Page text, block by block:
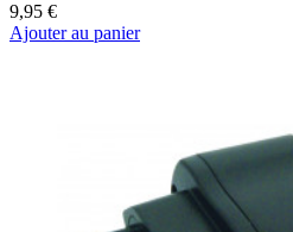
9,95 €
Ajouter au panier